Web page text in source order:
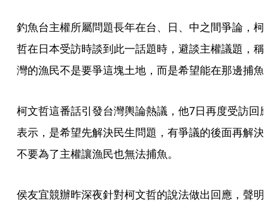
釣魚台主權所屬問題長年在台、日、中之間爭論，柯
哲在日本受訪時談到此一話題時，避談主權議題，稱
灣的漁民不是要爭這塊土地，而是希望能在那邊捕魚
柯文哲這番話引發台灣輿論熱議，他7日再度受訪回
表示，是希望先解決民生問題，有爭議的後面再解決
不要為了主權讓漁民也無法捕魚。
侯友宜競辦昨深夜針對柯文哲的說法做出回應，聲明